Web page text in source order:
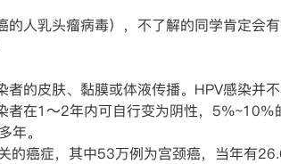
人乳头瘤病毒），不了解的同学肯定会
的皮肤、黏膜或体液传播。HPV感染并
在1～2年内可自行变为阴性，5%~10%
年。
癌症，其中53万例为宫颈癌，当年有